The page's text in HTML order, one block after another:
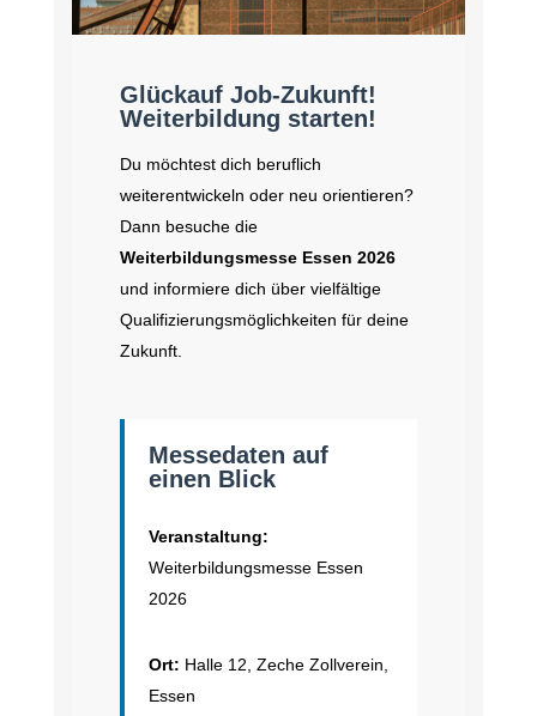
Glückauf Job-Zukunft!
Weiterbildung starten!
Du möchtest dich beruflich
weiterentwickeln oder neu orientieren?
Dann besuche die
Weiterbildungsmesse Essen 2026
und informiere dich über vielfältige
Qualifizierungsmöglichkeiten für deine
Zukunft.
Messedaten auf
einen Blick
Veranstaltung:
Weiterbildungsmesse Essen
2026
Ort: Halle 12, Zeche Zollverein,
Essen